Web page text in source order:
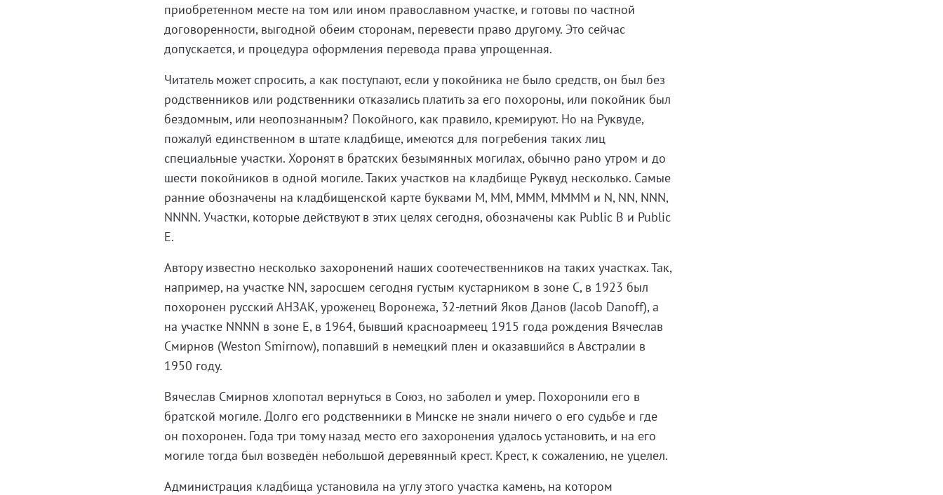
приобретенном месте на том или ином православном участке, и готовы по частной
договоренности, выгодной обеим сторонам, перевести право другому. Это сейчас
допускается, и процедура оформления перевода права упрощенная.
Читатель может спросить, а как поступают, если у покойника не было средств, он был без
родственников или родственники отказались платить за его похороны, или покойник был
бездомным, или неопознанным? Покойного, как правило, кремируют. Но на Руквуде,
пожалуй единственном в штате кладбище, имеются для погребения таких лиц
специальные участки. Хоронят в братских безымянных могилах, обычно рано утром и до
шести покойников в одной могиле. Таких участков на кладбище Руквуд несколько. Самые
ранние обозначены на кладбищенской карте буквами M, MM, MMM, MMMM и N, NN, NNN,
NNNN. Участки, которые действуют в этих целях сегодня, обозначены как Public B и Public
E.
Автору известно несколько захоронений наших соотечественников на таких участках. Так,
например, на участке NN, заросшем сегодня густым кустарником в зоне С, в 1923 был
похоронен русский АНЗАК, уроженец Воронежа, 32-летний Яков Данов (Jacob Danoff), а
на участке NNNN в зоне E, в 1964, бывший красноармеец 1915 года рождения Вячеслав
Смирнов (Weston Smirnow), попавший в немецкий плен и оказавшийся в Австралии в
1950 году.
Вячеслав Смирнов хлопотал вернуться в Союз, но заболел и умер. Похоронили его в
братской могиле. Долго его родственники в Минске не знали ничего о его судьбе и где
он похоронен. Года три тому назад место его захоронения удалось установить, и на его
могиле тогда был возведён небольшой деревянный крест. Крест, к сожалению, не уцелел.
Администрация кладбища установила на углу этого участка камень, на котором